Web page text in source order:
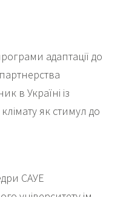
адаптації до
в Україні із
як стимул до
САУЕ